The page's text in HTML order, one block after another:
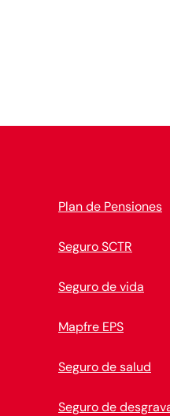
Plan de Pensiones
Seguro SCTR
Seguro de vida
Mapfre EPS
Seguro de salud
Seguro de